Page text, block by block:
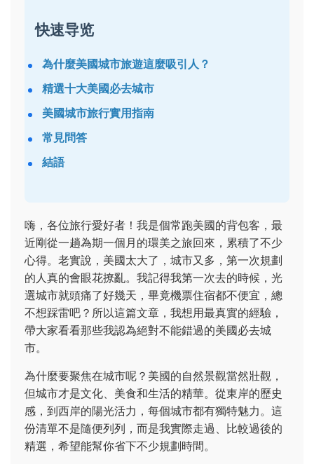
快速导览
為什麼美國城市旅遊這麼吸引人？
精選十大美國必去城市
美國城市旅行實用指南
常見問答
結語
嗨，各位旅行愛好者！我是個常跑美國的背包客，最
近剛從一趟為期一個月的環美之旅回來，累積了不少
心得。老實說，美國太大了，城市又多，第一次規劃
的人真的會眼花撩亂。我記得我第一次去的時候，光
選城市就頭痛了好幾天，畢竟機票住宿都不便宜，總
不想踩雷吧？所以這篇文章，我想用最真實的經驗，
帶大家看看那些我認為絕對不能錯過的美國必去城
市。
為什麼要聚焦在城市呢？美國的自然景觀當然壯觀，
但城市才是文化、美食和生活的精華。從東岸的歷史
感，到西岸的陽光活力，每個城市都有獨特魅力。這
份清單不是隨便列列，而是我實際走過、比較過後的
精選，希望能幫你省下不少規劃時間。